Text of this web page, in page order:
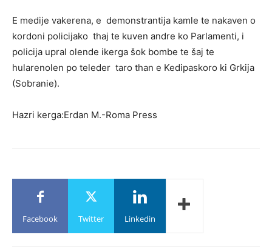
E medije vakerena, e demonstrantija kamle te nakaven o
kordoni policijako thaj te kuven andre ko Parlamenti, i
policija upral olende ikerga šok bombe te šaj te
hularenolen po teleder taro than e Kedipaskoro ki Grkija
(Sobranie).
Hazri kerga:Erdan M.-Roma Press
Facebook Twitter Linkedin